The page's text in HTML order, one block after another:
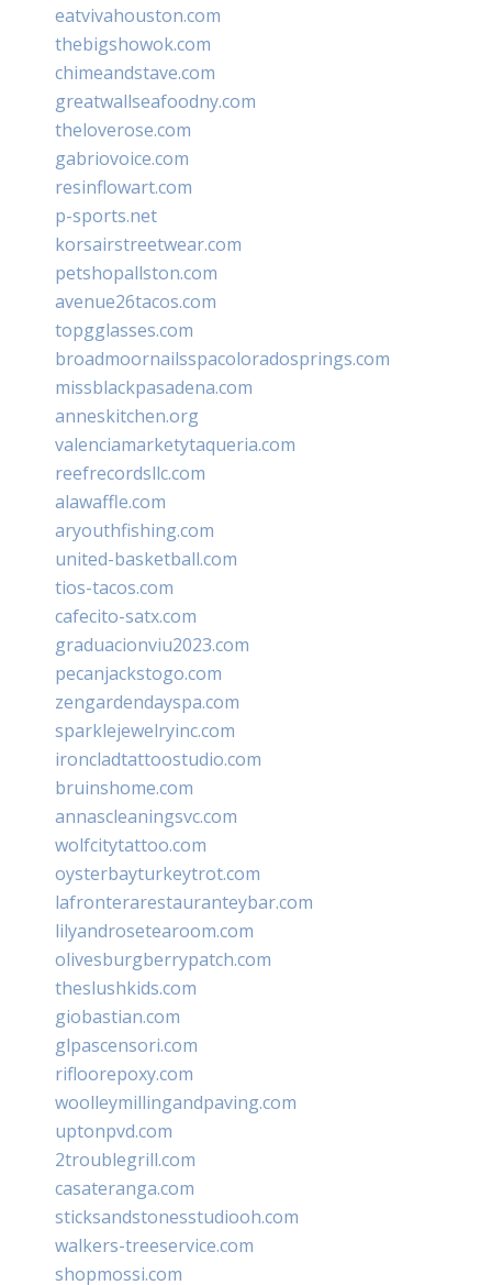
eatvivahouston.com
thebigshowok.com
chimeandstave.com
greatwallseafoodny.com
theloverose.com
gabriovoice.com
resinflowart.com
p-sports.net
korsairstreetwear.com
petshopallston.com
avenue26tacos.com
topgglasses.com
broadmoornailsspacoloradosprings.com
missblackpasadena.com
anneskitchen.org
valenciamarketytaqueria.com
reefrecordsllc.com
alawaffle.com
aryouthfishing.com
united-basketball.com
tios-tacos.com
cafecito-satx.com
graduacionviu2023.com
pecanjackstogo.com
zengardendayspa.com
sparklejewelryinc.com
ironcladtattoostudio.com
bruinshome.com
annascleaningsvc.com
wolfcitytattoo.com
oysterbayturkeytrot.com
lafronterarestauranteybar.com
lilyandrosetearoom.com
olivesburgberrypatch.com
theslushkids.com
giobastian.com
glpascensori.com
rifloorepoxy.com
woolleymillingandpaving.com
uptonpvd.com
2troublegrill.com
casateranga.com
sticksandstonesstudiooh.com
walkers-treeservice.com
shopmossi.com